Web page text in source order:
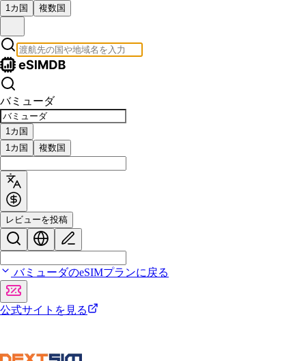
1カ国 複数国
バミューダ
1カ国
1カ国
複数国
レビューを投稿
バミューダのeSIMプランに戻る
公式サイトを見る